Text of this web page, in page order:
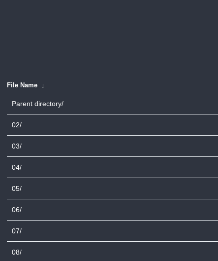
File Name ↓
Parent directory/
02/
03/
04/
05/
06/
07/
08/